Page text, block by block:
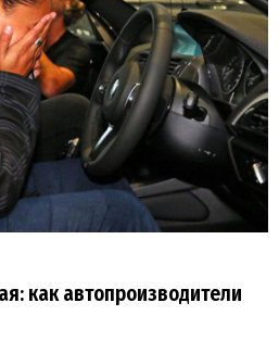
как автопроизводители